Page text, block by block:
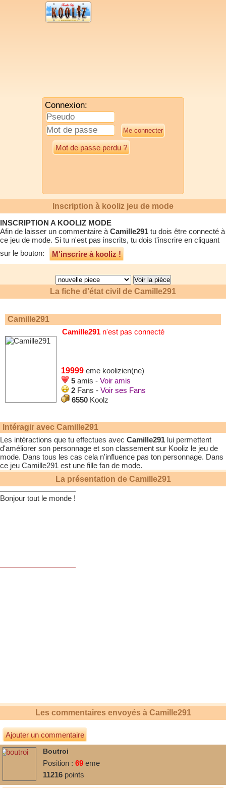
Connexion:
Mot de passe perdu ?
Inscription à kooliz jeu de mode
INSCRIPTION A KOOLIZ MODE
Afin de laisser un commentaire à Camille291 tu dois être connecté à
ce jeu de mode. Si tu n'est pas inscrits, tu dois t'inscrire en cliquant
sur le bouton:
M'inscrire à kooliz !
La fiche d'état civil de Camille291
Camille291
Camille291n'est pas connecté
19999 eme koolizien(ne)
5 amis - Voir amis
2 Fans - Voir ses Fans
6550 Koolz
Intéragir avec Camille291
Les intéractions que tu effectues avec Camille291 lui permettent
d'améliorer son personnage et son classement sur Kooliz le jeu de
mode. Dans tous les cas cela n'influence pas ton personnage. Dans
ce jeu Camille291 est une fille fan de mode.
La présentation de Camille291
Bonjour tout le monde !
Les commentaires envoyés à Camille291
Ajouter un commentaire
Boutroi
Position : 69 eme
11216 points